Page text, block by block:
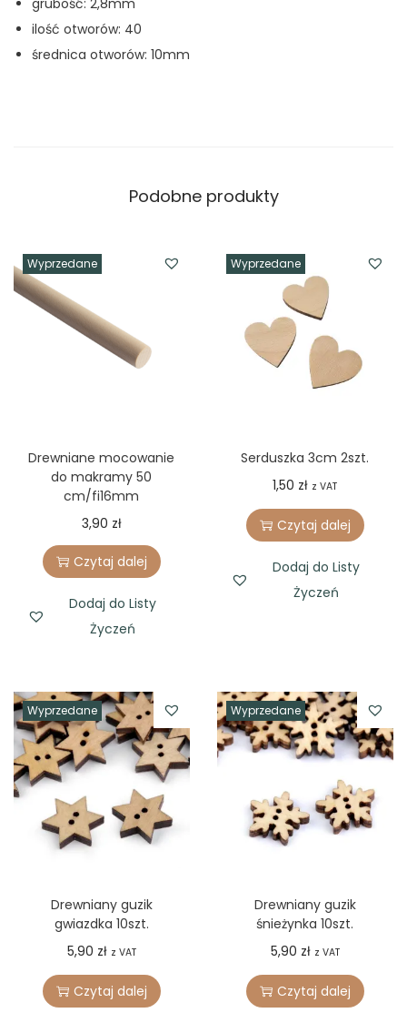
grubość: 2,8mm
ilość otworów: 40
średnica otworów: 10mm
Podobne produkty
Wyprzedane
Drewniane mocowanie
do makramy 50
cm/fi16mm
3,90 zł
Czytaj dalej
Dodaj do Listy
Życzeń
Wyprzedane
Serduszka 3cm 2szt.
1,50 zł z VAT
Czytaj dalej
Dodaj do Listy
Życzeń
Wyprzedane
Drewniany guzik
gwiazdka 10szt.
5,90 zł z VAT
Czytaj dalej
Wyprzedane
Drewniany guzik
śnieżynka 10szt.
5,90 zł z VAT
Czytaj dalej